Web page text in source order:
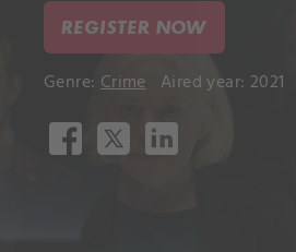
REGISTER NOW
Genre: Crime Aired year: 2021